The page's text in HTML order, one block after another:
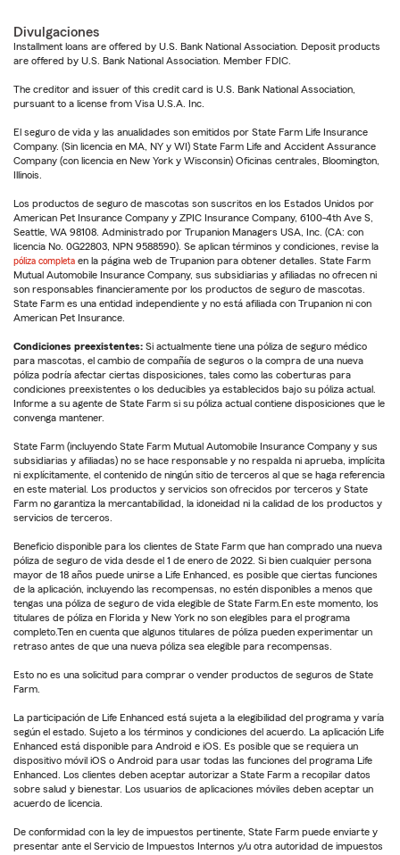
Divulgaciones
Installment loans are offered by U.S. Bank National Association. Deposit products
are offered by U.S. Bank National Association. Member FDIC.
The creditor and issuer of this credit card is U.S. Bank National Association,
pursuant to a license from Visa U.S.A. Inc.
El seguro de vida y las anualidades son emitidos por State Farm Life Insurance
Company. (Sin licencia en MA, NY y WI) State Farm Life and Accident Assurance
Company (con licencia en New York y Wisconsin) Oficinas centrales, Bloomington,
Illinois.
Los productos de seguro de mascotas son suscritos en los Estados Unidos por
American Pet Insurance Company y ZPIC Insurance Company, 6100-4th Ave S,
Seattle, WA 98108. Administrado por Trupanion Managers USA, Inc. (CA: con
licencia No. 0G22803, NPN 9588590). Se aplican términos y condiciones, revise la
póliza completa en la página web de Trupanion para obtener detalles. State Farm
Mutual Automobile Insurance Company, sus subsidiarias y afiliadas no ofrecen ni
son responsables financieramente por los productos de seguro de mascotas.
State Farm es una entidad independiente y no está afiliada con Trupanion ni con
American Pet Insurance.
Condiciones preexistentes: Si actualmente tiene una póliza de seguro médico
para mascotas, el cambio de compañía de seguros o la compra de una nueva
póliza podría afectar ciertas disposiciones, tales como las coberturas para
condiciones preexistentes o los deducibles ya establecidos bajo su póliza actual.
Informe a su agente de State Farm si su póliza actual contiene disposiciones que le
convenga mantener.
State Farm (incluyendo State Farm Mutual Automobile Insurance Company y sus
subsidiarias y afiliadas) no se hace responsable y no respalda ni aprueba, implícita
ni explícitamente, el contenido de ningún sitio de terceros al que se haga referencia
en este material. Los productos y servicios son ofrecidos por terceros y State
Farm no garantiza la mercantabilidad, la idoneidad ni la calidad de los productos y
servicios de terceros.
Beneficio disponible para los clientes de State Farm que han comprado una nueva
póliza de seguro de vida desde el 1 de enero de 2022. Si bien cualquier persona
mayor de 18 años puede unirse a Life Enhanced, es posible que ciertas funciones
de la aplicación, incluyendo las recompensas, no estén disponibles a menos que
tengas una póliza de seguro de vida elegible de State Farm.En este momento, los
titulares de póliza en Florida y New York no son elegibles para el programa
completo.Ten en cuenta que algunos titulares de póliza pueden experimentar un
retraso antes de que una nueva póliza sea elegible para recompensas.
Esto no es una solicitud para comprar o vender productos de seguros de State
Farm.
La participación de Life Enhanced está sujeta a la elegibilidad del programa y varía
según el estado. Sujeto a los términos y condiciones del acuerdo. La aplicación Life
Enhanced está disponible para Android e iOS. Es posible que se requiera un
dispositivo móvil iOS o Android para usar todas las funciones del programa Life
Enhanced. Los clientes deben aceptar autorizar a State Farm a recopilar datos
sobre salud y bienestar. Los usuarios de aplicaciones móviles deben aceptar un
acuerdo de licencia.
De conformidad con la ley de impuestos pertinente, State Farm puede enviarte y
presentar ante el Servicio de Impuestos Internos y/u otra autoridad de impuestos